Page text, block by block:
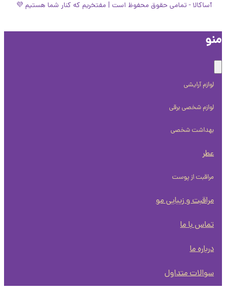
آساکالا - تمامی حقوق محفوظ است | مفتخریم که کنار شما هستیم 💜
لوازم آرایشی
لوازم شخصی برقی
بهداشت شخصی
مراقبت از پوست
مراقبت و زیبایی مو
تماس با ما
درباره ما
سوالات متداول